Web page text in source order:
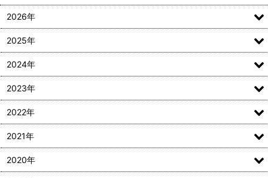
2026年
2025年
2024年
2023年
2022年
2021年
2020年